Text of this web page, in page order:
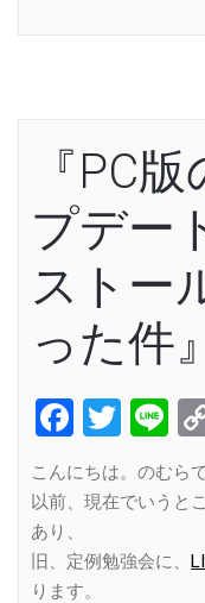
『PC
プデー
ストー
った件』
こんにちは。のむらで
以前、現在でいうと
あり、
旧、定例勉強会に、
ります。